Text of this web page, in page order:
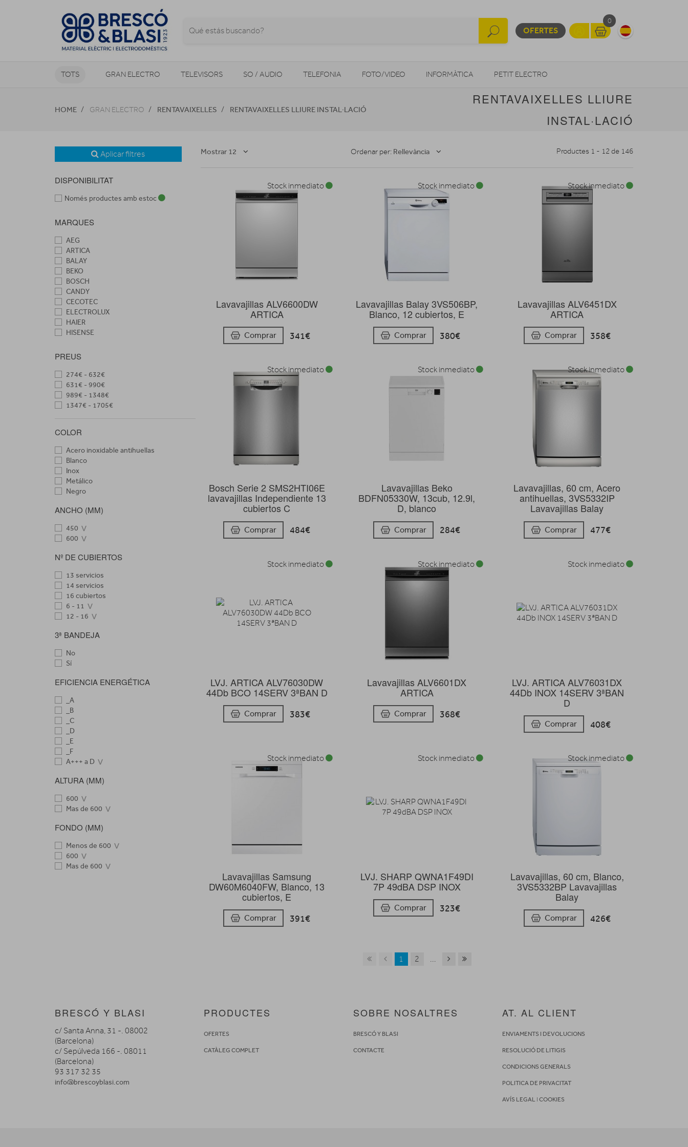
OFERTES
0
TOTS GRAN ELECTRO TELEVISORS SO / AUDIO TELEFONIA FOTO/VIDEO INFORMÀTICA PETIT ELECTRO
OTROS
HOME GRAN ELECTRO RENTAVAIXELLES RENTAVAIXELLES LLIURE INSTAL·LACIÓ
RENTAVAIXELLES LLIURE
INSTAL·LACIÓ
Aplicar filtres
DISPONIBILITAT
Només productes amb estoc
MARQUES
AEG
ARTICA
BALAY
BEKO
BOSCH
CANDY
CECOTEC
ELECTROLUX
HAIER
HISENSE
LG
SHARP
SIEMENS
SMEG
TEKA
PREUS
274€ - 632€
631€ - 990€
989€ - 1348€
1347€ - 1705€
COLOR
Acero inoxidable antihuellas
Blanco
Inox
Metálico
Negro
ANCHO (MM)
450
600
Nº DE CUBIERTOS
13 servicios
14 servicios
16 cubiertos
6 - 11
12 - 16
3ª BANDEJA
No
Sí
EFICIENCIA ENERGÉTICA
_A
_B
_C
_D
_E
_F
A+++ a D
ALTURA (MM)
600
Mas de 600
FONDO (MM)
Menos de 600
600
Mas de 600
Mostrar 12 Ordenar per: Rellevància Productes 1 - 12 de 146
Lavavajillas ALV6600DW
ARTICA
Comprar 341€
Stock inmediato
Lavavajillas Balay 3VS506BP,
Blanco, 12 cubiertos, E
Comprar 380€
Stock inmediato
Lavavajillas ALV6451DX
ARTICA
Comprar 358€
Stock inmediato
Bosch Serie 2 SMS2HTI06E
lavavajillas Independiente 13
cubiertos C
Comprar 484€
Stock inmediato
Lavavajillas Beko
BDFN05330W, 13cub, 12.9l,
D, blanco
Comprar 284€
Stock inmediato
Lavavajillas, 60 cm, Acero
antihuellas, 3VS5332IP
Lavavajillas Balay
Comprar 477€
Stock inmediato
LVJ. ARTICA ALV76030DW
44Db BCO 14SERV 3ªBAN D
Comprar 383€
Stock inmediato
Lavavajillas ALV6601DX
ARTICA
Comprar 368€
Stock inmediato
LVJ. ARTICA ALV76031DX
44Db INOX 14SERV 3ªBAN
D
Comprar 408€
Stock inmediato
Lavavajillas Samsung
DW60M6040FW, Blanco, 13
cubiertos, E
Comprar 391€
Stock inmediato
LVJ. SHARP QWNA1F49DI
7P 49dBA DSP INOX
Comprar 323€
Stock inmediato
Lavavajillas, 60 cm, Blanco,
3VS5332BP Lavavajillas
Balay
Comprar 426€
Stock inmediato
1 2 ...
BRESCÓ Y BLASI
c/ Santa Anna, 31 -. 08002
(Barcelona)
c/ Sepúlveda 166 -. 08011
(Barcelona)
93 317 32 35
info@brescoyblasi.com
PRODUCTES
OFERTES
CATÀLEG COMPLET
SOBRE NOSALTRES
BRESCÓ Y BLASI
CONTACTE
AT. AL CLIENT
ENVIAMENTS I DEVOLUCIONS
RESOLUCIÓ DE LITIGIS
CONDICIONS GENERALS
POLITICA DE PRIVACITAT
AVÍS LEGALI COOKIES